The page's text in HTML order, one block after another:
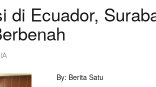
di Ecuador,
By: Berita Satu